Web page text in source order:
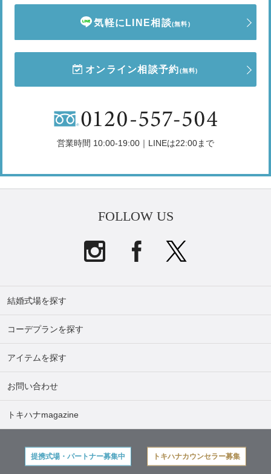
気軽にLINE相談(無料)
オンライン相談予約(無料)
営業時間 10:00-19:00｜LINEは22:00まで
FOLLOW US
結婚式場を探す
コーデプランを探す
アイテムを探す
お問い合わせ
トキハナmagazine
提携式場・パートナー募集中 トキハナカウンセラー募集